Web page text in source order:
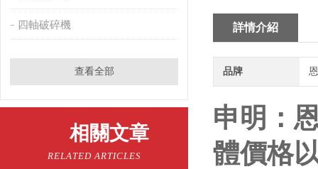
四軸破碎機
查看全部
相關文章
RELATED ARTICLES
詳情介紹
品牌
申明：
體價格